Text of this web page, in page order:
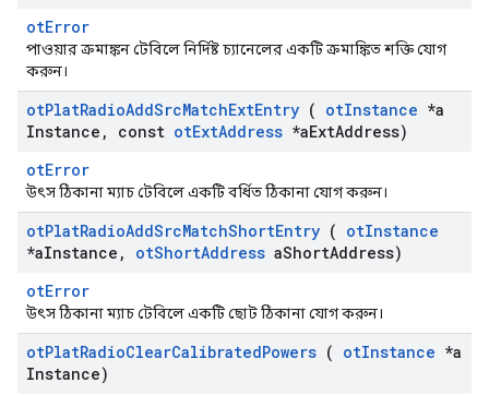
otError
পাওয়ার ক্রমাঙ্কন টেবিলে নির্দিষ্ট চ্যানেলের একটি ক্রমাঙ্কিত শক্তি যোগ
করুন।
otPlatRadioAddSrcMatchExtEntry ( otInstance *a
Instance , const otExtAddress *aExtAddress)
otError
উৎস ঠিকানা ম্যাচ টেবিলে একটি বর্ধিত ঠিকানা যোগ করুন।
otPlatRadioAddSrcMatchShortEntry ( otInstance
*aInstance , otShortAddress aShortAddress)
otError
উৎস ঠিকানা ম্যাচ টেবিলে একটি ছোট ঠিকানা যোগ করুন।
otPlatRadioClearCalibratedPowers ( otInstance *a
Instance)